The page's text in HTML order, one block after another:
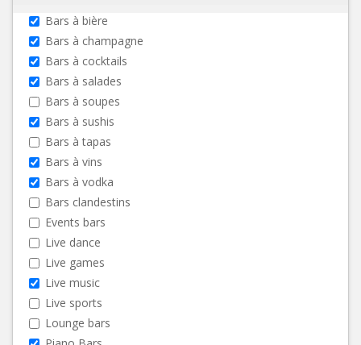
Bars à bière
Bars à champagne
Bars à cocktails
Bars à salades
Bars à soupes
Bars à sushis
Bars à tapas
Bars à vins
Bars à vodka
Bars clandestins
Events bars
Live dance
Live games
Live music
Live sports
Lounge bars